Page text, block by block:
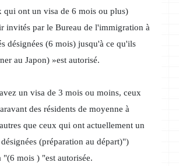
qui ont un visa de 6 mois ou plus)
invités par le Bureau de l'immigration à
désignées (6 mois) jusqu'à ce qu'ils
au Japon) »est autorisé.
un visa de 3 mois ou moins, ceux
des résidents de moyenne à
que ceux qui ont actuellementun
(préparation au départ)")
"(6 mois ) "est autorisée.